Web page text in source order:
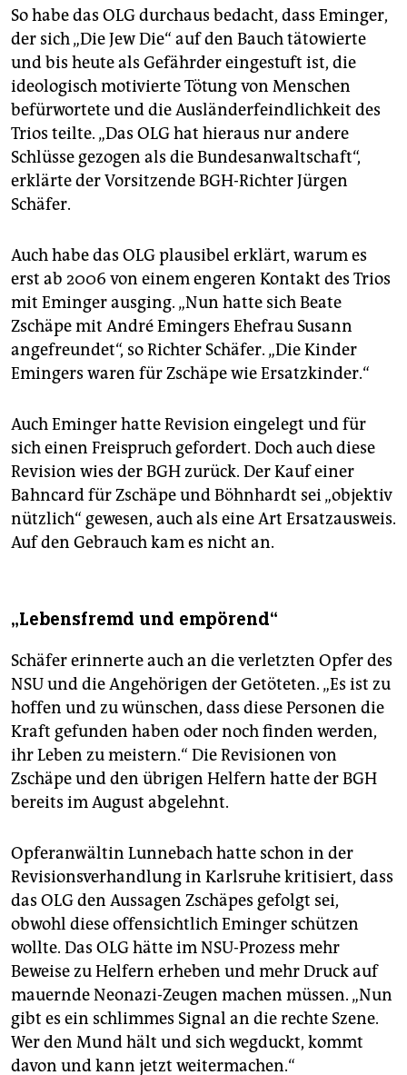
So habe das OLG durchaus bedacht, dass Eminger,
der sich „Die Jew Die“ auf den Bauch tätowierte
und bis heute als Gefährder eingestuft ist, die
ideologisch motivierte Tötung von Menschen
befürwortete und die Ausländerfeindlichkeit des
Trios teilte. „Das OLG hat hieraus nur andere
Schlüsse gezogen als die Bundesanwaltschaft“,
erklärte der Vorsitzende BGH-Richter Jürgen
Schäfer.
Auch habe das OLG plausibel erklärt, warum es
erst ab 2006 von einem engeren Kontakt des Trios
mit Eminger ausging. „Nun hatte sich Beate
Zschäpe mit André Emingers Ehefrau Susann
angefreundet“, so Richter Schäfer. „Die Kinder
Emingers waren für Zschäpe wie Ersatzkinder.“
Auch Eminger hatte Revision eingelegt und für
sich einen Freispruch gefordert. Doch auch diese
Revision wies der BGH zurück. Der Kauf einer
Bahncard für Zschäpe und Böhnhardt sei „objektiv
nützlich“ gewesen, auch als eine Art Ersatzausweis.
Auf den Gebrauch kam es nicht an.
„Lebensfremd und empörend“
Schäfer erinnerte auch an die verletzten Opfer des
NSU und die Angehörigen der Getöteten. „Es ist zu
hoffen und zu wünschen, dass diese Personen die
Kraft gefunden haben oder noch finden werden,
ihr Leben zu meistern.“ Die Revisionen von
Zschäpe und den übrigen Helfern hatte der BGH
bereits im August abgelehnt.
Opferanwältin Lunnebach hatte schon in der
Revisionsverhandlung in Karlsruhe kritisiert, dass
das OLG den Aussagen Zschäpes gefolgt sei,
obwohl diese offensichtlich Eminger schützen
wollte. Das OLG hätte im NSU-Prozess mehr
Beweise zu Helfern erheben und mehr Druck auf
mauernde Neonazi-Zeugen machen müssen. „Nun
gibt es ein schlimmes Signal an die rechte Szene.
Wer den Mund hält und sich wegduckt, kommt
davon und kann jetzt weitermachen.“